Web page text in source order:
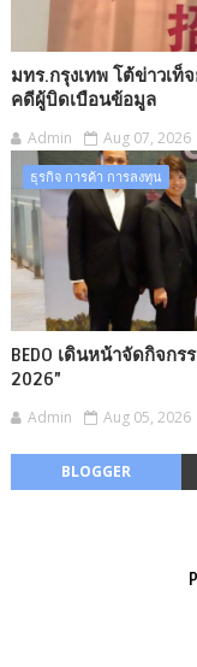
มทร.กรุงเทพ โต้ข่าวเท็
คดีผู้บิดเบือนข้อมูล
Admin Aug 07, 2026
ธุรกิจ การค้า การลงทุน
BEDO เดินหน้าจัดกิจกรร
2026”
Admin Aug 05, 2026
BLOGGER